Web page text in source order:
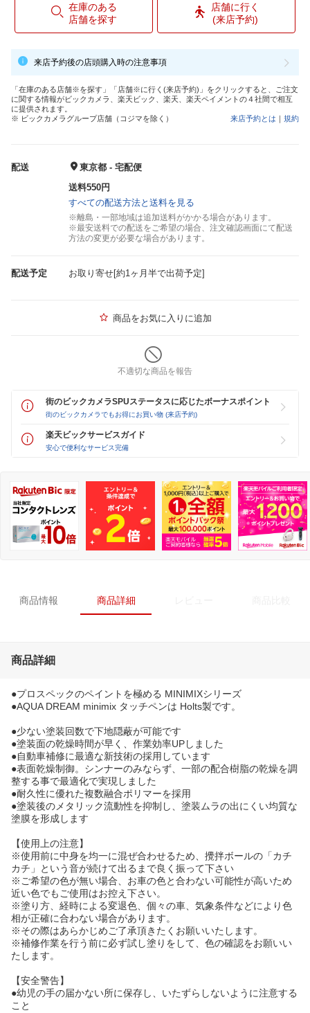
在庫のある
店舗を探す
店舗に行く
(来店予約)
来店予約後の店頭購入時の注意事項
「在庫のある店舗※を探す」「店舗※に行く(来店予約)」をクリックすると、ご注文
に関する情報がビックカメラ、楽天ビック、楽天、楽天ペイメントの４社間で相互
に提供されます。
※ ビックカメラグループ店舗（コジマを除く）
来店予約とは ｜ 規約
配送
東京都 - 宅配便
送料550円
すべての配送方法と送料を見る
※離島・一部地域は追加送料がかかる場合があります。
※最安送料での配送をご希望の場合、注文確認画面にて配送
方法の変更が必要な場合があります。
配送予定 お取り寄せ[約1ヶ月半で出荷予定]
商品をお気に入りに追加
不適切な商品を報告
街のビックカメラSPUステータスに応じたボーナスポイント
街のビックカメラでもお得にお買い物 (来店予約)
楽天ビックサービスガイド
安心で便利なサービス完備
商品情報 商品詳細
商品詳細
●プロスペックのペイントを極める MINIMIXシリーズ
●AQUA DREAM minimix タッチペンは Holts製です。
●少ない塗装回数で下地隠蔽が可能です
●塗装面の乾燥時間が早く、作業効率UPしました
●自動車補修に最適な新技術の採用しています
●表面乾燥制御。シンナーのみならず、一部の配合樹脂の乾燥を調
整する事で最適化で実現しました
●耐久性に優れた複数融合ポリマーを採用
●塗装後のメタリック流動性を抑制し、塗装ムラの出にくい均質な
塗膜を形成します
【使用上の注意】
※使用前に中身を均一に混ぜ合わせるため、攪拌ボールの「カチ
カチ」という音が続けて出るまで良く振って下さい
※ご希望の色が無い場合、お車の色と合わない可能性が高いため
近い色でもご使用はお控え下さい。
※塗り方、経時による変退色、個々の車、気象条件などにより色
相が正確に合わない場合があります。
※その際はあらかじめご了承頂きたくお願いいたします。
※補修作業を行う前に必ず試し塗りをして、色の確認をお願いい
たします。
【安全警告】
●幼児の手の届かない所に保存し、いたずらしないように注意する
こと